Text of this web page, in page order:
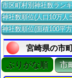
市区町村別神社数ラン
神社数順位(人口10万人
神社数順位(面積100平
宮崎県の市
ぶりがな順 市